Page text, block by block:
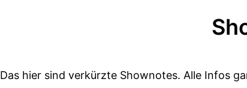
Das hier sind verkürzte Shownotes. Alle Infos